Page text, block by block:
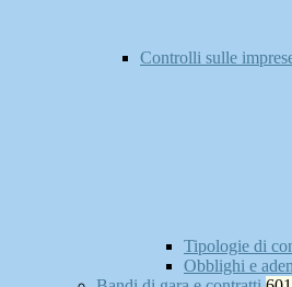
Controlli sulle
Tipologie di
Obblighi e